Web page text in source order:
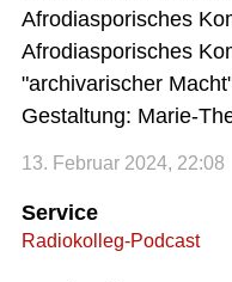
Afrodiasporisches
Afrodiasporisches
"archivarischer
Gestaltung: Marie-
13. Februar 2024, 22:08
Service
Radiokolleg-Podcast